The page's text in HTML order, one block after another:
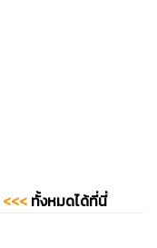
<<<ทั้งหมดได้ที่นี่